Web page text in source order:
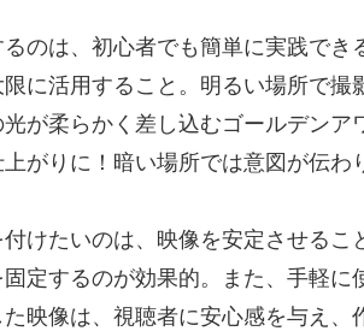
のは、初心者でも簡単に実践でき
に活用すること。明るい場所で撮
が柔らかく差し込むゴールデン
がりに！暗い場所では意図が伝わ
付けたいのは、映像を安定させる
定するのが効果的。また、手軽
映像は、視聴者に安心感を与え